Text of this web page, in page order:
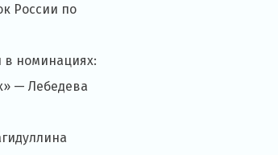
России по
в номинациях:
— Лебедева